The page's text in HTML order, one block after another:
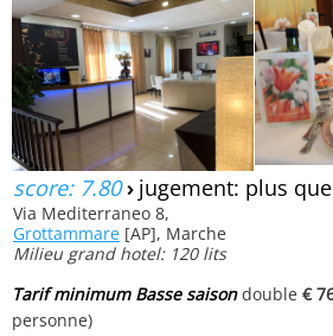
score: 7.80› jugement: plus
Via Mediterraneo 8,
Grottammare [AP], Marche
Milieu grand hotel: 120 lits
Tarif minimum Basse saisondouble€
personne)